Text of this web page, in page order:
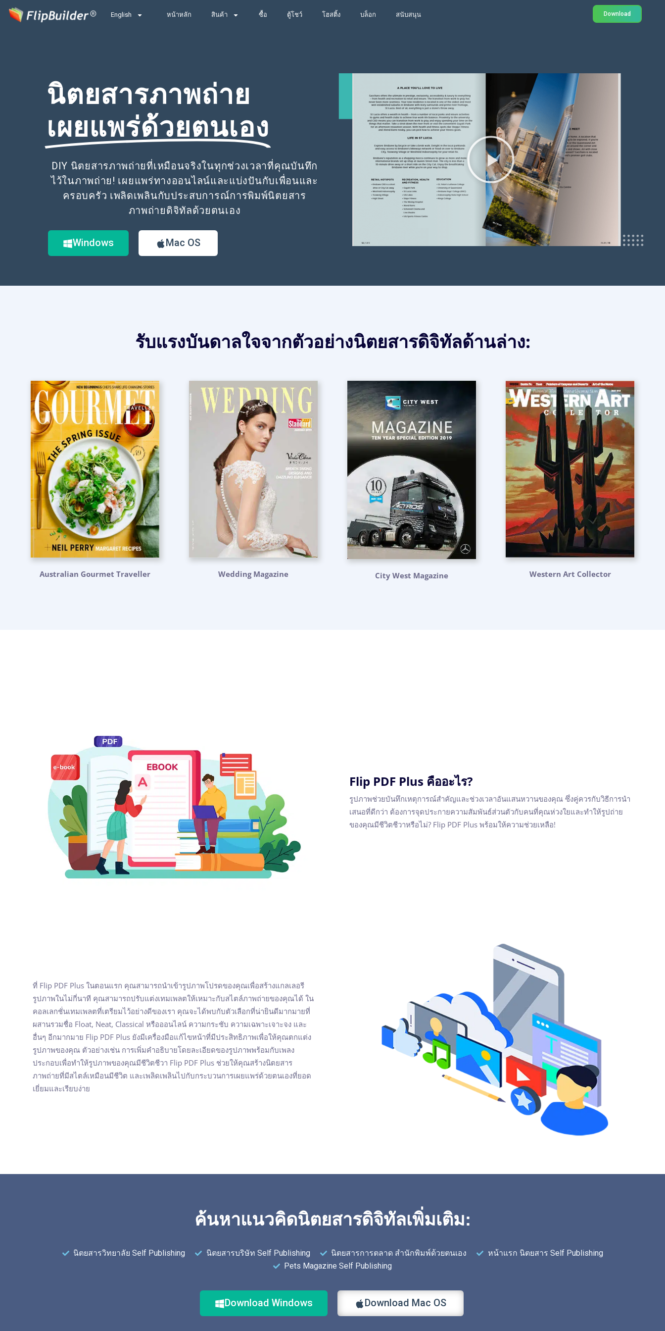
English หน้าหลัก สินค้า ซื้อ ตู้โชว์ โฮสติ้ง บล็อก สนับสนุน Download
นิตยสารภาพถ่าย
เผยแพร่ด้วยตนเอง
DIY นิตยสารภาพถ่ายที่เหมือนจริงในทุกช่วงเวลาที่คุณบันทึก
ไว้ในภาพถ่าย! เผยแพร่ทางออนไลน์และแบ่งปันกับเพื่อนและ
ครอบครัว เพลิดเพลินกับประสบการณ์การพิมพ์นิตยสาร
ภาพถ่ายดิจิทัลด้วยตนเอง
Windows Mac OS
รับแรงบันดาลใจจากตัวอย่างนิตยสารดิจิทัลด้านล่าง:
Australian Gourmet Traveller Wedding Magazine City West Magazine Western Art Collector
Flip PDF Plus คืออะไร?
รูปภาพช่วยบันทึกเหตุการณ์สำคัญและช่วงเวลาอันแสนหวานของคุณ ซึ่งคู่ควรกับวิธีการนำ
เสนอที่ดีกว่า ต้องการจุดประกายความสัมพันธ์ส่วนตัวกับคนที่คุณห่วงใยและทำให้รูปถ่าย
ของคุณมีชีวิตชีวาหรือไม่? Flip PDF Plus พร้อมให้ความช่วยเหลือ!
ที่ Flip PDF Plus ในตอนแรก คุณสามารถนำเข้ารูปภาพโปรดของคุณเพื่อสร้างแกลเลอรี
รูปภาพในไม่กี่นาที คุณสามารถปรับแต่งเทมเพลตให้เหมาะกับสไตล์ภาพถ่ายของคุณได้ ใน
คอลเลกชั่นเทมเพลตที่เตรียมไว้อย่างดีของเรา คุณจะได้พบกับตัวเลือกที่น่ายินดีมากมายที่
ผสานรวมชื่อ Float, Neat, Classical หรือออนไลน์ ความกระชับ ความเฉพาะเจาะจง และ
อื่นๆ อีกมากมาย Flip PDF Plus ยังมีเครื่องมือแก้ไขหน้าที่มีประสิทธิภาพเพื่อให้คุณตกแต่ง
รูปภาพของคุณ ตัวอย่างเช่น การเพิ่มคำอธิบายโดยละเอียดของรูปภาพพร้อมกับเพลง
ประกอบเพื่อทำให้รูปภาพของคุณมีชีวิตชีวา Flip PDF Plus ช่วยให้คุณสร้างนิตยสาร
ภาพถ่ายที่มีสไตล์เหมือนมีชีวิต และเพลิดเพลินไปกับกระบวนการเผยแพร่ด้วยตนเองที่ยอด
เยี่ยมและเรียบง่าย
ค้นหาแนวคิดนิตยสารดิจิทัลเพิ่มเติม:
นิตยสารวิทยาลัย Self Publishing นิตยสารบริษัท Self Publishing นิตยสารการตลาด สำนักพิมพ์ด้วยตนเอง
หน้าแรก นิตยสาร Self Publishing
Pets Magazine Self Publishing
Download Windows Download Mac OS